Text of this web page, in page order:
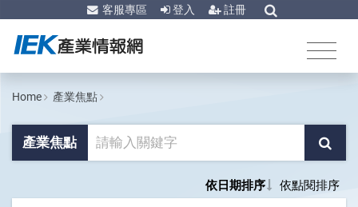
客服專區 登入 註冊
Home 產業焦點
產業焦點
依日期排序 依點閱排序